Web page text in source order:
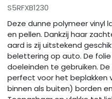
S5RFXB1230
Deze dunne polymeer vinyl
en pellen. Dankzij haar
aard is zij uitstekend
belettering op auto. De folie
doeleinden te gebruiken.
perfect voor het beplakken
binnen als buiten) borden